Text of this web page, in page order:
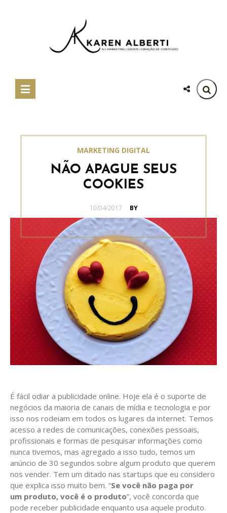
MARKETING DIGITAL
NÃO APAGUE SEUS
COOKIES
POSTED
10/04/2017 BY
É fácil odiar a publicidade online. Hoje ela é o suporte de
negócios da maioria de canais de mídia e tecnologia e por
isso nos rodeiam em todos os lugares da internet. Temos
acesso a redes de comunicações, conexões pessoais,
profissionais e formas de pesquisar informações como
nunca tivemos, mas agregado a isso tudo, temos um
anúncio de 30 segundos sobre algum produto que querem
nos vender. Tem um ditado nas startups que eu considero
que explica isso muito bem. “Se você não paga por
um produto, você é o produto”, você concorda que
pode receber publicidade enquanto usa aquele produto.